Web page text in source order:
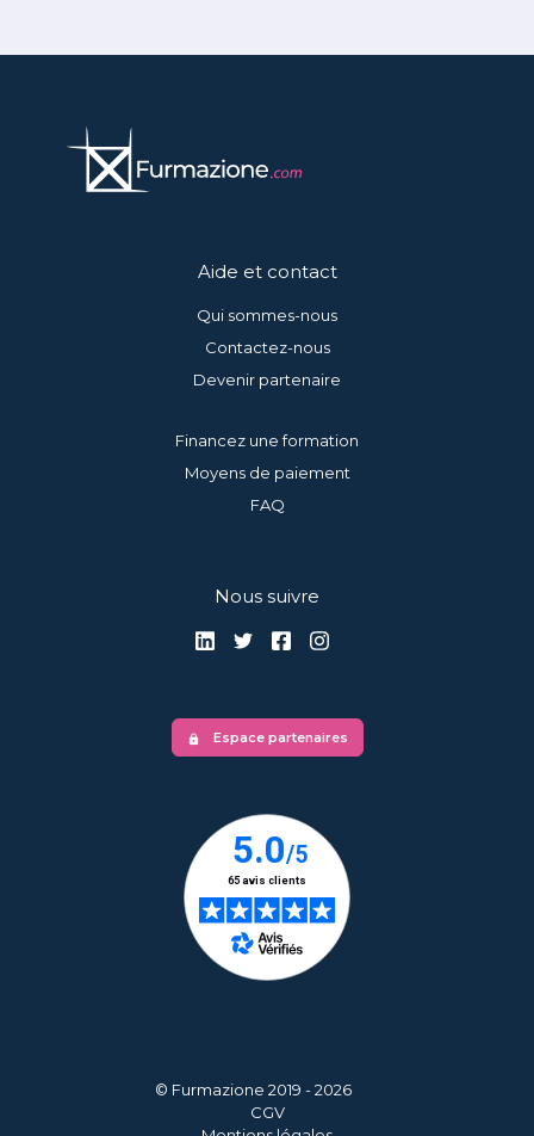
Aide et contact
Qui sommes-nous
Contactez-nous
Devenir partenaire
Financez une formation
Moyens de paiement
FAQ
Nous suivre
lock Espace partenaires
© Furmazione 2019 - 2026
CGV